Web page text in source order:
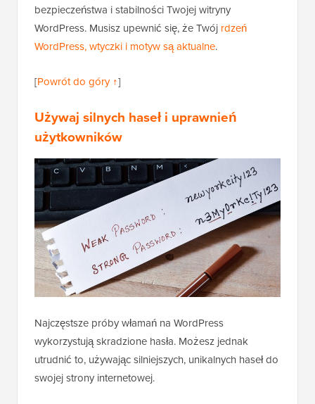
bezpieczeństwa i stabilności Twojej witryny
WordPress. Musisz upewnić się, że Twój rdzeń
WordPress, wtyczki i motyw są aktualne.
[Powrót do góry ↑]
Używaj silnych haseł i uprawnień
użytkowników
Najczęstsze próby włamań na WordPress
wykorzystują skradzione hasła. Możesz jednak
utrudnić to, używając silniejszych, unikalnych haseł do
swojej strony internetowej.